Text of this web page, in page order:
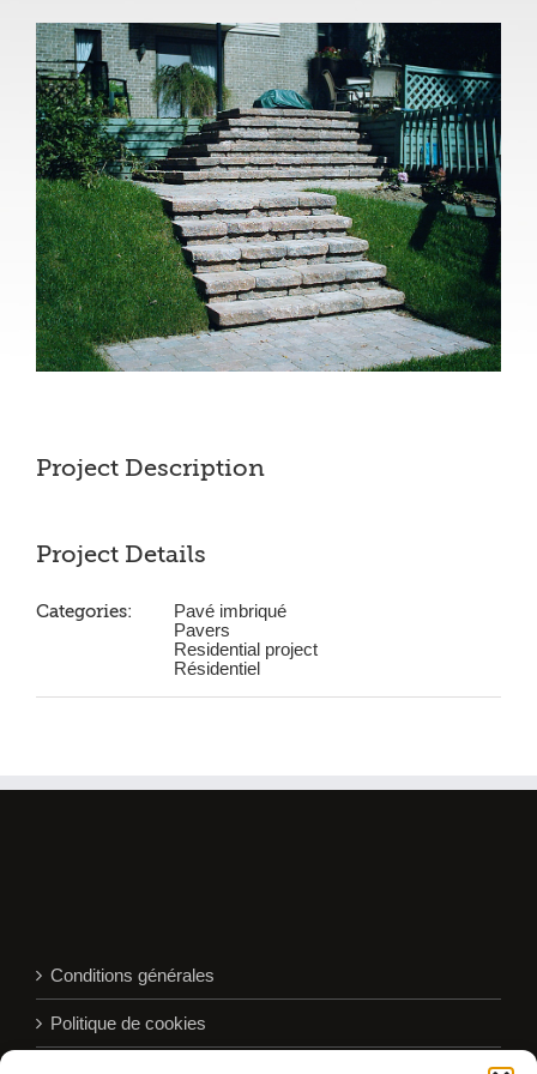
View
Larger
Image
Project Description
Project Details
Categories:
Pavé imbriqué
Pavers
Residential project
Résidentiel
Conditions générales
Politique de cookies